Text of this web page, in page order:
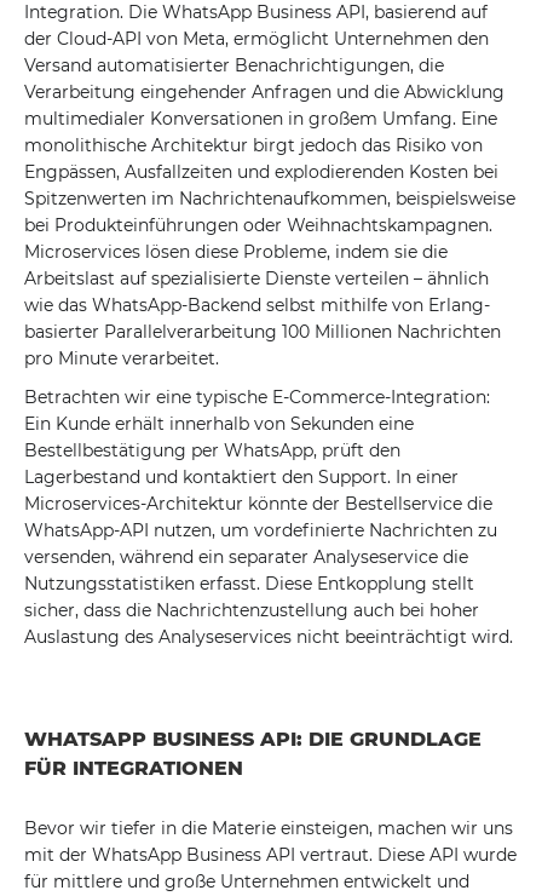
Integration. Die WhatsApp Business API, basierend auf
der Cloud-API von Meta, ermöglicht Unternehmen den
Versand automatisierter Benachrichtigungen, die
Verarbeitung eingehender Anfragen und die Abwicklung
multimedialer Konversationen in großem Umfang. Eine
monolithische Architektur birgt jedoch das Risiko von
Engpässen, Ausfallzeiten und explodierenden Kosten bei
Spitzenwerten im Nachrichtenaufkommen, beispielsweise
bei Produkteinführungen oder Weihnachtskampagnen.
Microservices lösen diese Probleme, indem sie die
Arbeitslast auf spezialisierte Dienste verteilen – ähnlich
wie das WhatsApp-Backend selbst mithilfe von Erlang-
basierter Parallelverarbeitung 100 Millionen Nachrichten
pro Minute verarbeitet.
Betrachten wir eine typische E-Commerce-Integration:
Ein Kunde erhält innerhalb von Sekunden eine
Bestellbestätigung per WhatsApp, prüft den
Lagerbestand und kontaktiert den Support. In einer
Microservices-Architektur könnte der Bestellservice die
WhatsApp-API nutzen, um vordefinierte Nachrichten zu
versenden, während ein separater Analyseservice die
Nutzungsstatistiken erfasst. Diese Entkopplung stellt
sicher, dass die Nachrichtenzustellung auch bei hoher
Auslastung des Analyseservices nicht beeinträchtigt wird.
WHATSAPP BUSINESS API: DIE GRUNDLAGE
FÜR INTEGRATIONEN
Bevor wir tiefer in die Materie einsteigen, machen wir uns
mit der WhatsApp Business API vertraut. Diese API wurde
für mittlere und große Unternehmen entwickelt und